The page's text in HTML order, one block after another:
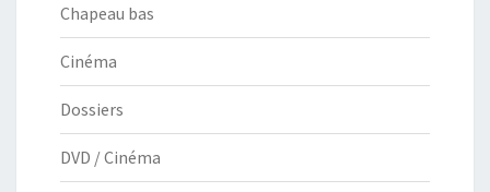
Chapeau bas
Cinéma
Dossiers
DVD / Cinéma